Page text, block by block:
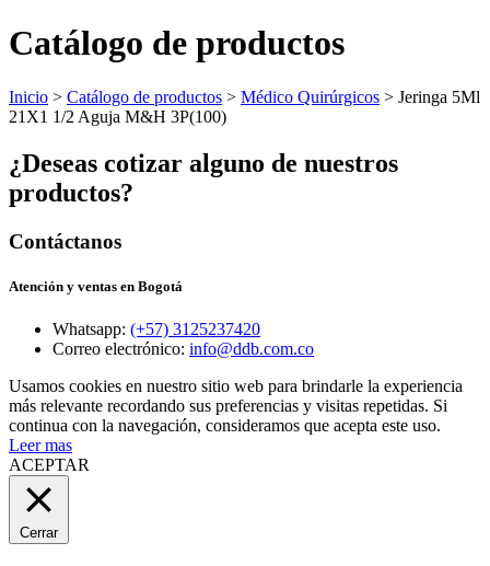
Catálogo de productos
Inicio > Catálogo de productos > Médico Quirúrgicos > Jeringa 5Ml
21X1 1/2 Aguja M&H 3P(100)
¿Deseas cotizar alguno de nuestros
productos?
Contáctanos
Atención y ventas en Bogotá
Whatsapp: (+57) 3125237420
Correo electrónico: info@ddb.com.co
Usamos cookies en nuestro sitio web para brindarle la experiencia
más relevante recordando sus preferencias y visitas repetidas. Si
continua con la navegación, consideramos que acepta este uso.
Leer mas
ACEPTAR
Cerrar